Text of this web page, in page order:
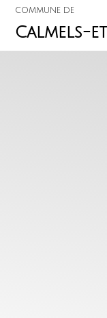
COMMUNE DE
Calmels-